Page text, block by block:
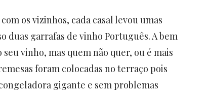
os vizinhos, cada casal levou umas
duas garrafas de vinho Português. A bem
vinho, mas quem não quer, ou é mais
foram colocadas no terraço pois
gigante e sem problemas